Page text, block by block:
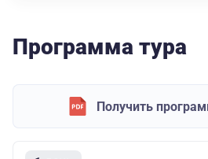
Программа тура
Получить